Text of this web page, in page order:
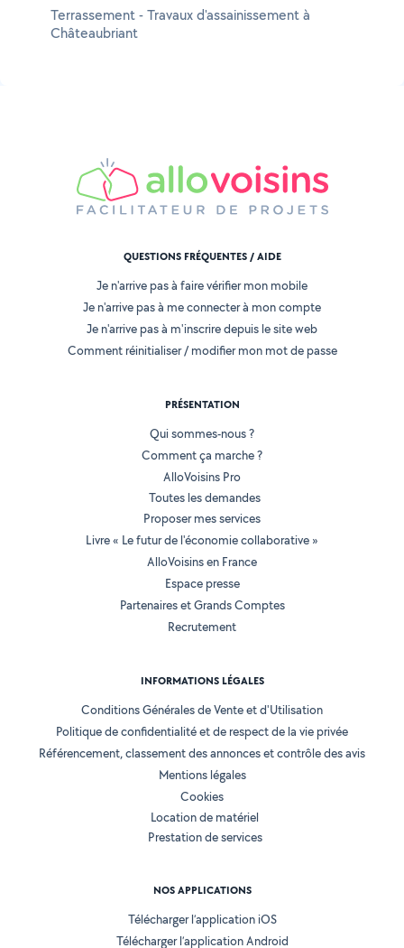
Terrassement - Travaux d'assainissement à
Châteaubriant
QUESTIONS FRÉQUENTES / AIDE
Je n'arrive pas à faire vérifier mon mobile
Je n'arrive pas à me connecter à mon compte
Je n'arrive pas à m'inscrire depuis le site web
Comment réinitialiser / modifier mon mot de passe
PRÉSENTATION
Qui sommes-nous ?
Comment ça marche ?
AlloVoisins Pro
Toutes les demandes
Proposer mes services
Livre « Le futur de l'économie collaborative »
AlloVoisins en France
Espace presse
Partenaires et Grands Comptes
Recrutement
INFORMATIONS LÉGALES
Conditions Générales de Vente et d'Utilisation
Politique de confidentialité et de respect de la vie privée
Référencement, classement des annonces et contrôle des avis
Mentions légales
Cookies
Location de matériel
Prestation de services
NOS APPLICATIONS
Télécharger l’application iOS
Télécharger l’application Android